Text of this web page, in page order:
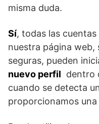
misma duda.
Sí, todas las
nuestra página
seguras, pueden
nuevo perfil dentro
cuando se detecta
proporcionamos una